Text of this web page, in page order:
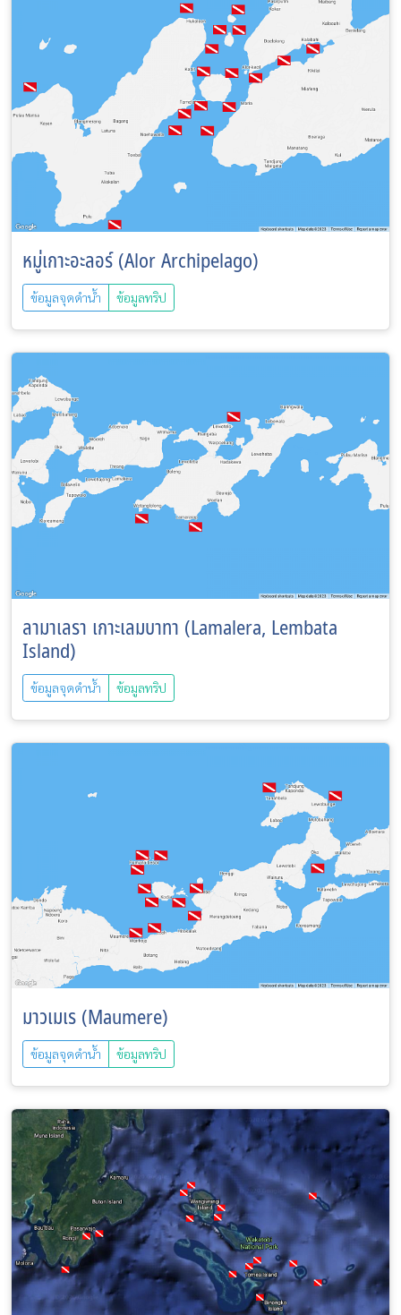
หมู่เกาะอะลอร์ (Alor Archipelago)
ข้อมูลจุดดำน้ำ ข้อมูลทริป
ลามาเลรา เกาะเลมบาทา (Lamalera, Lembata
Island)
ข้อมูลจุดดำน้ำ ข้อมูลทริป
มาวเมเร (Maumere)
ข้อมูลจุดดำน้ำ ข้อมูลทริป